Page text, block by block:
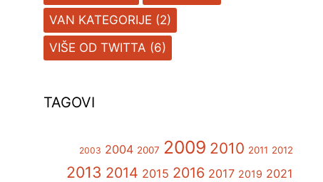
VAN KATEGORIJE (2)
VIŠE OD TWITTA (6)
TAGOVI
2003 2004 2007 2009 2010 2011 2012
2013 2014 2015 2016 2017 2019 2021